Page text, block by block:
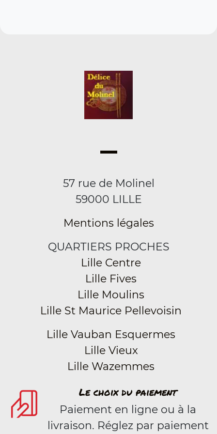
57 rue de Molinel
59000 LILLE
Mentions légales
QUARTIERS PROCHES
Lille Centre
Lille Fives
Lille Moulins
Lille St Maurice Pellevoisin
Lille Vauban Esquermes
Lille Vieux
Lille Wazemmes
Le choix du paiement
Paiement en ligne ou à la
livraison. Réglez par paiement